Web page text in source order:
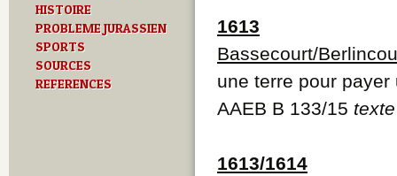
HISTOIRE
PROBLEME JURASSIEN
SPORTS
SOURCES
REFERENCES
1613
Bassecourt/
une terre pour payer
AAEB B 133/15 texte
1613/1614